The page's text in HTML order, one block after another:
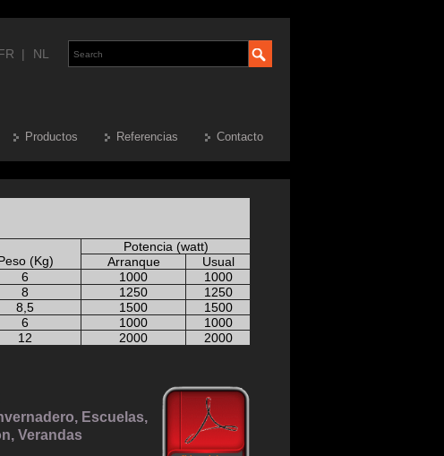
NL
|
Contacto
Referencias
Productos
(Kg)
Potencia (watt)
Arranque
Usual
6 1000
1000
8 1250
1250
8,5 1500
1500
6 1000
1000
12 2000 2000
Escuelas,
Verandas